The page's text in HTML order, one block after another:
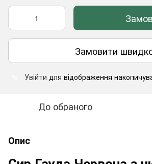
Замовити
Увійти для відображення
До обраного
Опис